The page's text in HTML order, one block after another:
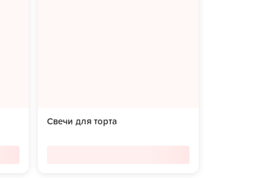
Свечи для торта